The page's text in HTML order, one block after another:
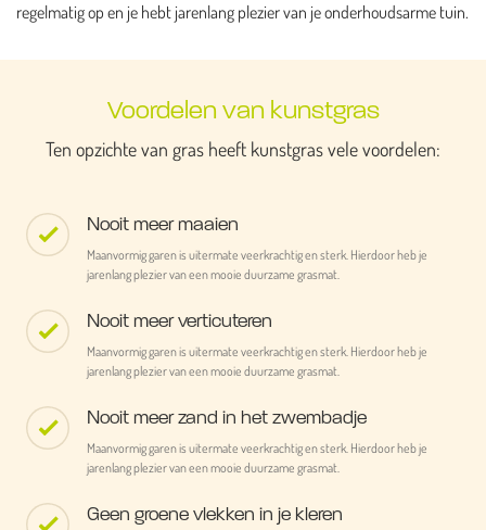
regelmatig op en je hebt jarenlang plezier van je onderhoudsarme tuin.
Voordelen van kunstgras
Ten opzichte van gras heeft kunstgras vele voordelen:
Nooit meer maaien
Maanvormig garen is uitermate veerkrachtig en sterk. Hierdoor heb je
jarenlang plezier van een mooie duurzame grasmat.
Nooit meer verticuteren
Maanvormig garen is uitermate veerkrachtig en sterk. Hierdoor heb je
jarenlang plezier van een mooie duurzame grasmat.
Nooit meer zand in het zwembadje
Maanvormig garen is uitermate veerkrachtig en sterk. Hierdoor heb je
jarenlang plezier van een mooie duurzame grasmat.
Geen groene vlekken in je kleren